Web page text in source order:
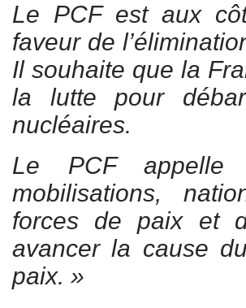
Le PCF est aux
faveur de
Il souhaite que la
la lutte pour
nucléaires.
Le PCF
mobilisations,
forces de paix et
avancer la cause
paix. »